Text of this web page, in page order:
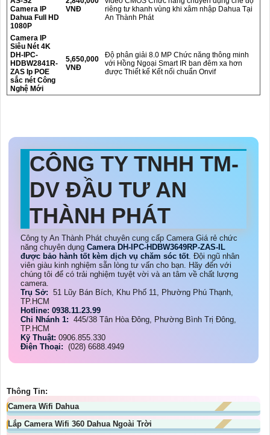
Camera IP
Dahua Full HD
1080P
VNĐ
riêng tư khanh vùng khi xâm nhập Dahua Tại
An Thành Phát
Camera IP
Siêu Nét 4K
DH-IPC-
HDBW2841R-
ZAS Ip POE
sắc nét Công
Nghệ Mới
5,650,000
VNĐ
Độ phân giải 8.0 MP Chức năng thông minh
với Hồng Ngoại Smart IR ban đêm xa hơn
được Thiết kế Kết nối chuẩn Onvif
CÔNG TY TNHH TM-
DV ĐẦU TƯ AN
THÀNH PHÁT
Công ty An Thành Phát chuyên cung cấp Camera Giá rẻ chức
năng chuyên dụng Camera DH-IPC-HDBW3649RP-ZAS-IL
được bảo hành tốt kèm dịch vụ chăm sóc tốt. Đội ngũ nhân
viên giàu kinh nghiệm sẵn lòng tư vấn cho bạn. Hãy đến với
chúng tôi để có trải nghiệm tuyệt vời và an tâm về chất lượng
camera.
Trụ Sở: 51 Lũy Bán Bích, Khu Phố 11, Phường Phú Thạnh,
TP.HCM
Hotline: 0938.11.23.99
Chi Nhánh 1: 445/38 Tân Hòa Đông, Phường Bình Trị Đông,
TP.HCM
Kỹ Thuật: 0906.855.330
Điện Thoại: (028) 6688.4949
Thông Tin:
Camera Wifi Dahua
Lắp Camera Wifi 360 Dahua Ngoài Trời